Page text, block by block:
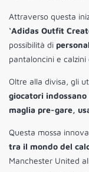
Attraverso questa
‘Adidas Outfit
possibilità di
pantaloncini e calzini
Oltre alla divisa, gli
giocatori
maglia pre-gare,
Questa mossa
tra il mondo del
Manchester United